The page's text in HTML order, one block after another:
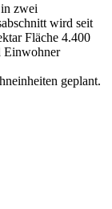
zwei
wird seit
Fläche 4.400
Einwohner
geplant.